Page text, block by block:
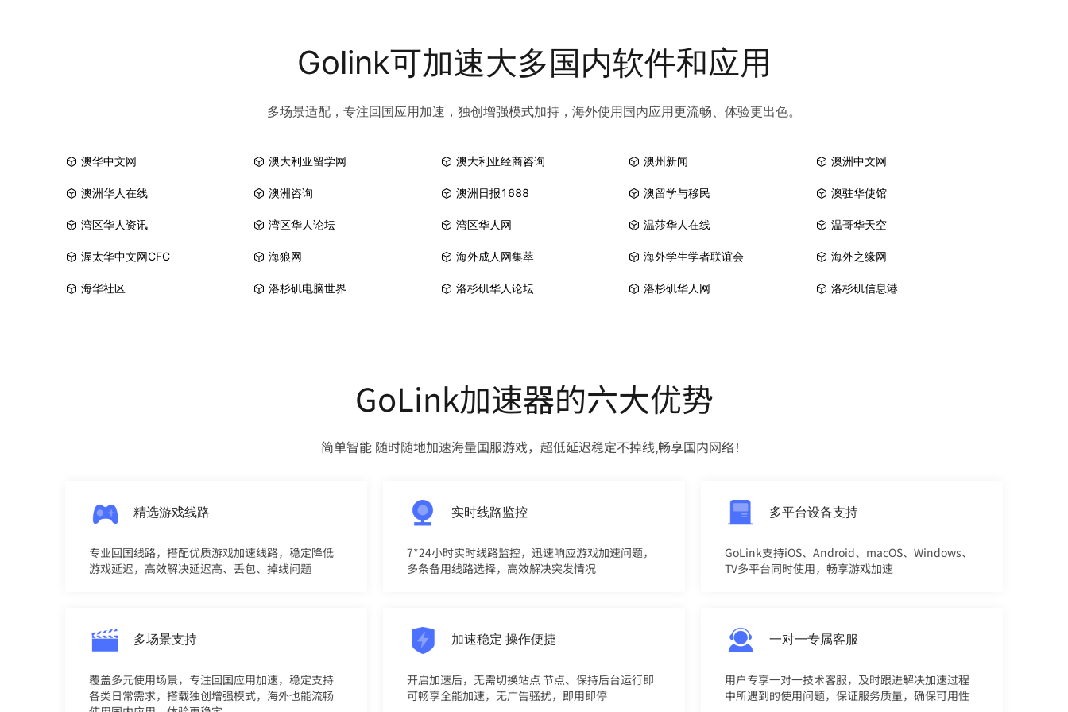
Golink可加速大多国内软件和应用
多场景适配，专注回国应用加速，独创增强模式加持，海外使用国内应用更流畅、体验更出色。
澳华中文网 澳大利亚留学网 澳大利亚经商咨询 澳州新闻 澳洲中文网
澳洲华人在线 澳洲咨询 澳洲日报1688 澳留学与移民 澳驻华使馆
湾区华人资讯 湾区华人论坛 湾区华人网 温莎华人在线 温哥华天空
渥太华中文网CFC 海狼网 海外成人网集萃 海外学生学者联谊会 海外之缘网
海华社区 洛杉矶电脑世界 洛杉矶华人论坛 洛杉矶华人网 洛杉矶信息港
GoLink加速器的六大优势
简单智能 随时随地加速海量国服游戏，超低延迟稳定不掉线,畅享国内网络！
精选游戏线路
专业回国线路，搭配优质游戏加速线路，稳定降低
游戏延迟，高效解决延迟高、丢包、掉线问题
实时线路监控
7*24小时实时线路监控，迅速响应游戏加速问题，
多条备用线路选择，高效解决突发情况
多平台设备支持
GoLink支持iOS、Android、macOS、Windows、
TV多平台同时使用，畅享游戏加速
多场景支持
覆盖多元使用场景，专注回国应用加速，稳定支持
各类日常需求，搭载独创增强模式，海外也能流畅
加速稳定 操作便捷
开启加速后，无需切换站点 节点、保持后台运行即
可畅享全能加速，无广告骚扰，即用即停
一对一专属客服
用户专享一对一技术客服，及时跟进解决加速过程
中所遇到的使用问题，保证服务质量，确保可用性